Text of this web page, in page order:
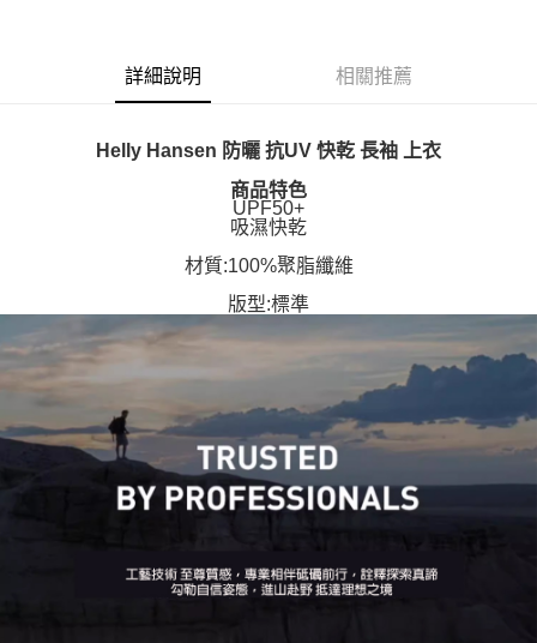
詳細說明 相關推薦
Helly Hansen 防曬 抗UV 快乾 長袖 上衣
商品特色
UPF50+
吸濕快乾
材質:100%聚脂纖維
版型:標準